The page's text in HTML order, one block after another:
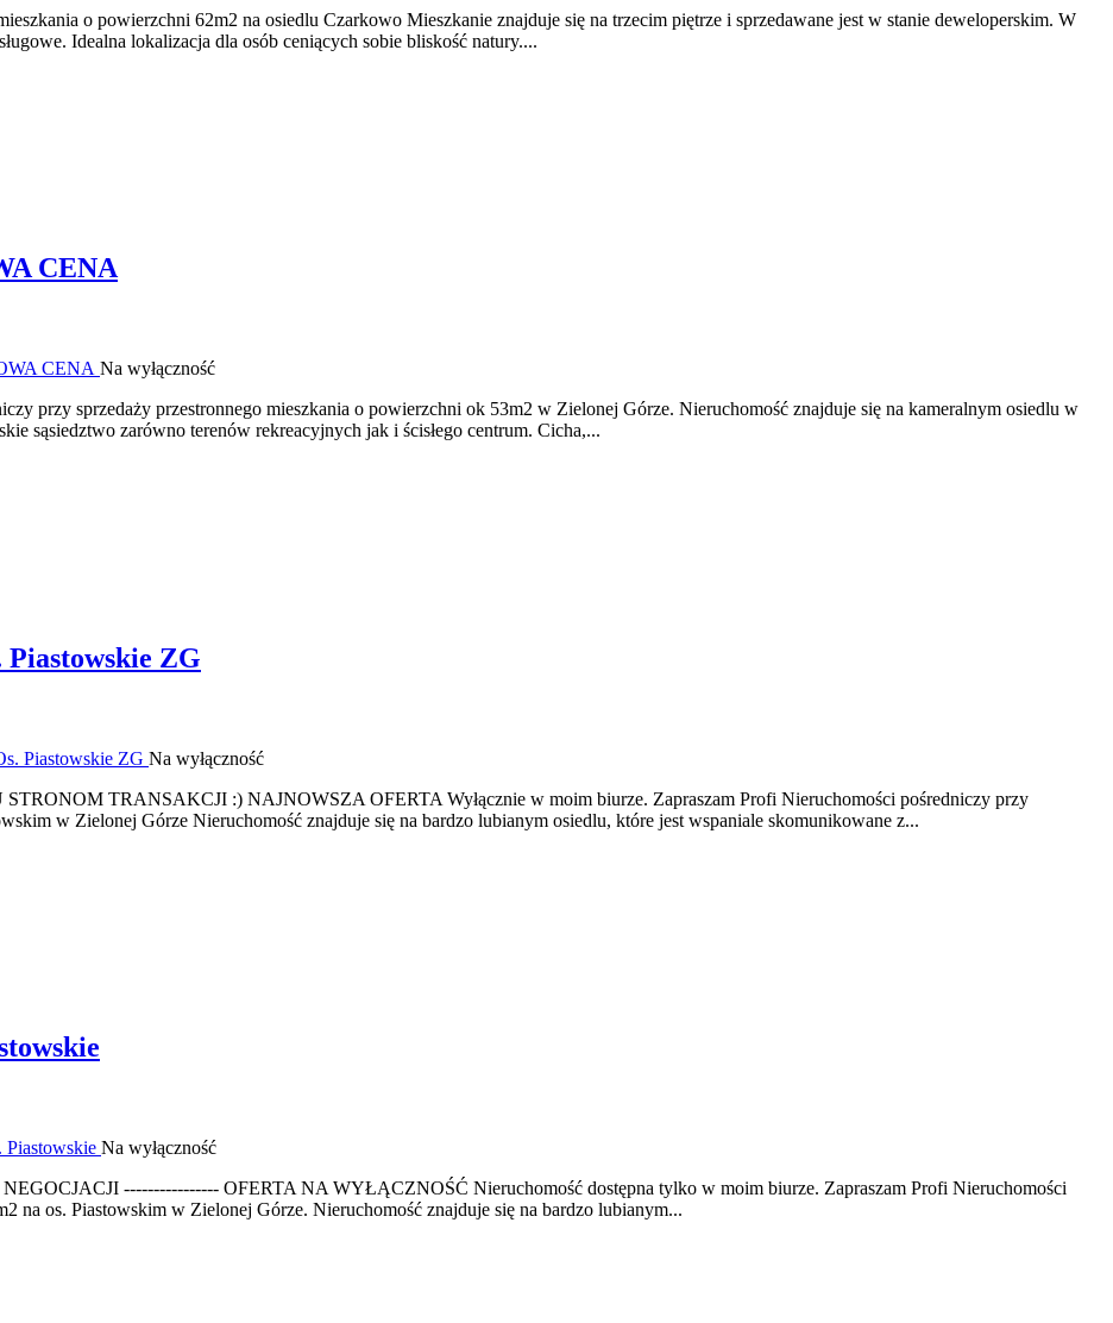
o powierzchni 62m2 na osiedlu Czarkowo Mieszkanie znajduje się na trzecim piętrze i sprzedawane jest w stanie deweloperskim. W
Idealna lokalizacja dla osób ceniących sobie bliskość natury....
CENA
Na wyłączność
sprzedaży przestronnego mieszkania o powierzchni ok 53m2 w Zielonej Górze. Nieruchomość znajduje się na kameralnym osiedlu w
sąsiedztwo zarówno terenów rekreacyjnych jak i ścisłego centrum. Cicha,...
Piastowskie ZG
Na wyłączność
TRANSAKCJI :) NAJNOWSZA OFERTA Wyłącznie w moim biurze. Zapraszam Profi Nieruchomości pośredniczy przy
w Zielonej Górze Nieruchomość znajduje się na bardzo lubianym osiedlu, które jest wspaniale skomunikowane z...
Na wyłączność
---------------- OFERTA NA WYŁĄCZNOŚĆ Nieruchomość dostępna tylko w moim biurze. Zapraszam Profi Nieruchomości
na os. Piastowskim w Zielonej Górze. Nieruchomość znajduje się na bardzo lubianym...